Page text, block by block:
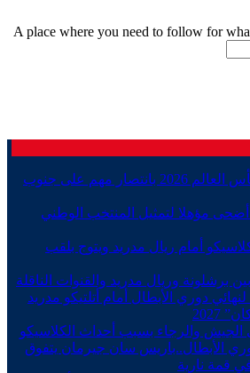
A place where you need to follow for
المكسيك تدشن كأس العالم 2026 بانتصار مهم على جنوب
مؤهلا لتمثيل المنتخب الوطني
أمام ريال مدريد ويتوج بلقب
برشلونة وريال مدريد والقنوات الناقلة
دوري الأبطال أمام أتلتيكو مدريد
2027
الجيش والرجاء بسبب أحداث الكلاسيكو
الأبطال..باريس سان جيرمان يتفوق
قمة نارية